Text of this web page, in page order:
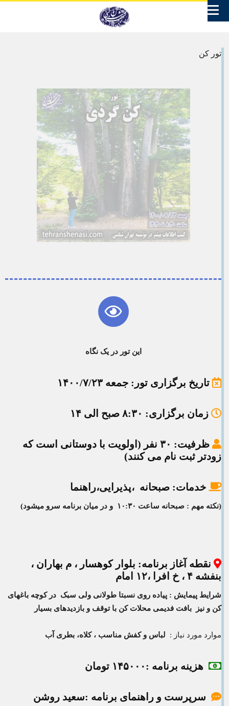
تور کن
این تور در یک نگاه
تاریخ برگزاری تور : جمعه ۱۴۰۰/۷/۲۳
زمان برگزاری: ۸:۳۰ صبح الی ۱۴
ظرفیت
: ۳۰ نفر (اولویت با دوستانی است که
زودتر ثبت نام می کنند)
خدمات: صبحانه ،پذیرایی،راهنما
(نکته مهم : صبحانه ساعت ۱۰:۳۰ و در میان برنامه سرو میشود)
نقطه آغاز برنامه: بلوار کوهسار ، م بهاران ،
بنفشه ۴ ، خ افرا ،۱۲ امام
شرایط پیمایش : پیاده روی نسبتا طولانی ولی سبک در کوچه باغهای
کن و نیز بافت فدیمی محلات کن با توقف و بازدیدهای بسیار
موارد مورد نیاز : لباس و کفش مناسب ، کلاه، بطری آب
هزینه برنامه :۱۴۵۰۰۰ تومان
سرپرست و راهنمای برنامه :سعید روشن